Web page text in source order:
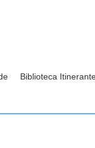
Biblioteca